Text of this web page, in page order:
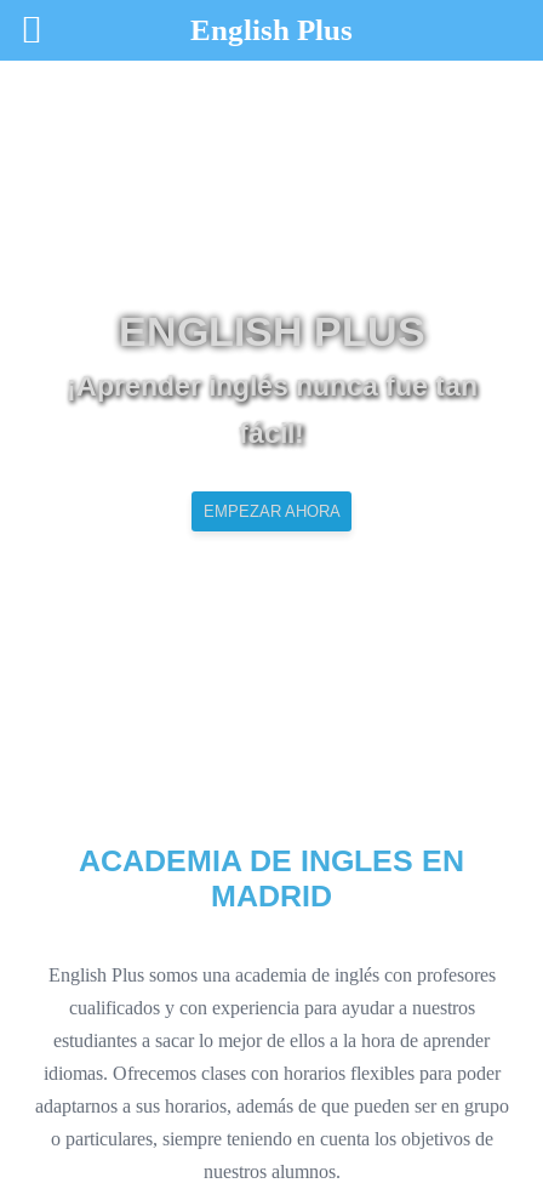
ENGLISH PLUS
¡Aprender inglés nunca fue tan
fácil!
EMPEZAR AHORA
ACADEMIA DE INGLES EN
MADRID
English Plus somos una academia de inglés con profesores
cualificados y con experiencia para ayudar a nuestros
estudiantes a sacar lo mejor de ellos a la hora de aprender
idiomas. Ofrecemos clases con horarios flexibles para poder
adaptarnos a sus horarios, además de que pueden ser en grupo
o particulares, siempre teniendo en cuenta los objetivos de
nuestros alumnos.
English Plus